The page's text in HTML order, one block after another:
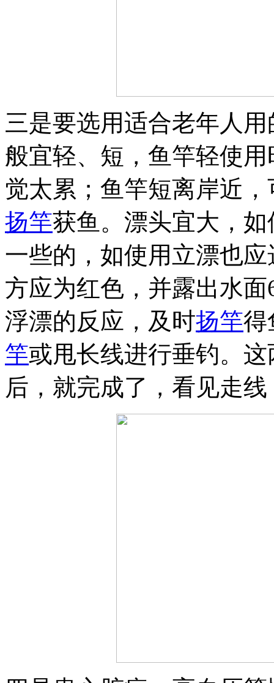
三是要选用适合老年人
般宜轻、短，鱼竿轻使
觉太累；鱼竿短离岸近
扬竿获鱼。漂头宜大，如
一些的，如使用立漂也
方应为红色，并露出水
浮漂的反应，及时扬竿得
竿或甩长线进行垂钓。
后，就完成了，看见走